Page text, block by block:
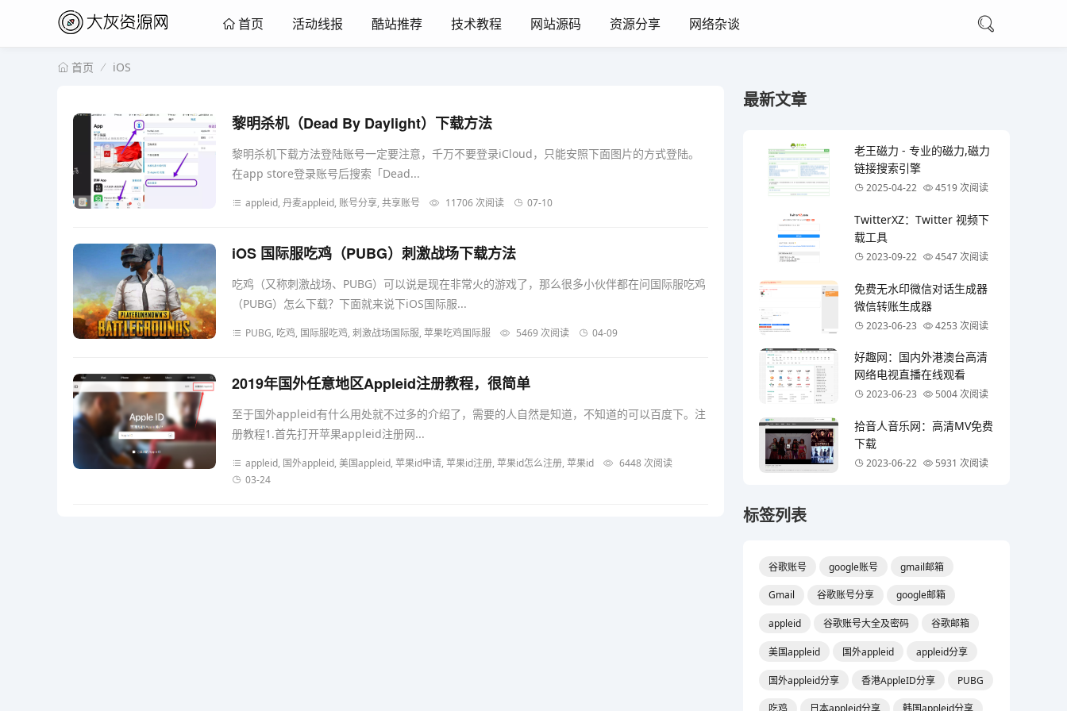
首页 活动线报 酷站推荐 技术教程 网站源码 资源分享 网络杂谈
首页 iOS
黎明杀机（Dead By Daylight）下载方法
黎明杀机下载方法登陆账号一定要注意，千万不要登录iCloud，只能安照下面图片的方式登陆。
在app store登录账号后搜索「Dead...
appleid, 丹麦appleid, 账号分享, 共享账号 11706 次阅读 07-10
iOS 国际服吃鸡（PUBG）刺激战场下载方法
吃鸡（又称刺激战场、PUBG）可以说是现在非常火的游戏了，那么很多小伙伴都在问国际服吃鸡
（PUBG）怎么下载？下面就来说下iOS国际服...
PUBG, 吃鸡, 国际服吃鸡, 刺激战场国际服, 苹果吃鸡国际服 5469 次阅读 04-09
2019年国外任意地区Appleid注册教程，很简单
至于国外appleid有什么用处就不过多的介绍了，需要的人自然是知道，不知道的可以百度下。注
册教程1.首先打开苹果appleid注册网...
appleid, 国外appleid, 美国appleid, 苹果id申请, 苹果id注册, 苹果id怎么注册, 苹果id
6448 次阅读
03-24
最新文章
老王磁力 - 专业的磁力,磁力
链接搜索引擎
2025-04-22 4519 次阅读
TwitterXZ：Twitter 视频下
载工具
2023-09-22 4547 次阅读
免费无水印微信对话生成器
微信转账生成器
2023-06-23 4253 次阅读
好趣网：国内外港澳台高清
网络电视直播在线观看
2023-06-23 5004 次阅读
拾音人音乐网：高清MV免费
下载
2023-06-22 5931 次阅读
标签列表
谷歌账号 google账号 gmail邮箱
Gmail 谷歌账号分享 google邮箱
appleid 谷歌账号大全及密码 谷歌邮箱
美国appleid 国外appleid appleid分享
国外appleid分享 香港AppleID分享 PUBG